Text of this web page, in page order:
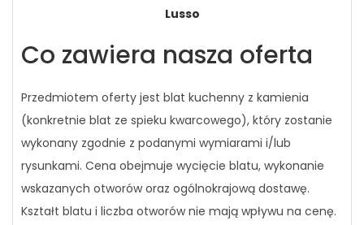
Lusso
Co zawiera nasza oferta
Przedmiotem oferty jest blat kuchenny z kamienia
(konkretnie blat ze spieku kwarcowego), który zostanie
wykonany zgodnie z podanymi wymiarami i/lub
rysunkami. Cena obejmuje wycięcie blatu, wykonanie
wskazanych otworów oraz ogólnokrajową dostawę.
Kształt blatu i liczba otworów nie mają wpływu na cenę.